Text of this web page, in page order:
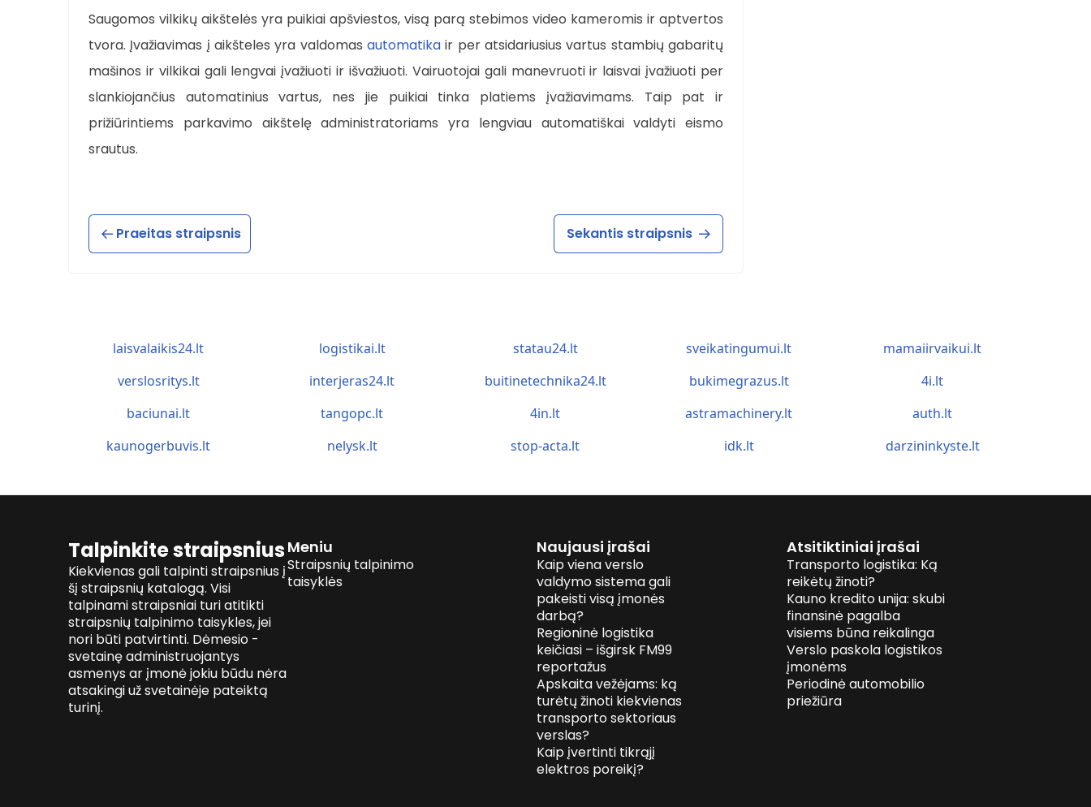
Saugomos vilkikų aikštelės yra puikiai apšviestos, visą parą stebimos video kameromis ir aptvertos
tvora. Įvažiavimas į aikšteles yra valdomas automatika ir per atsidariusius vartus stambių gabaritų
mašinos ir vilkikai gali lengvai įvažiuoti ir išvažiuoti. Vairuotojai gali manevruoti ir laisvai įvažiuoti per
slankiojančius automatinius vartus, nes jie puikiai tinka platiems įvažiavimams. Taip pat ir
prižiūrintiems parkavimo aikštelę administratoriams yra lengviau automatiškai valdyti eismo
srautus.
Praeitas straipsnis Sekantis straipsnis
laisvalaikis24.lt logistikai.lt statau24.lt sveikatingumui.lt
mamaiirvaikui.lt
verslosritys.lt
interjeras24.lt buitinetechnika24.lt bukimegrazus.lt
4i.lt
baciunai.lt
tangopc.lt 4in.lt astramachinery.lt
auth.lt
kaunogerbuvis.lt
nelysk.lt stop-acta.lt idk.lt darzininkyste.lt
Talpinkite straipsnius
Kiekvienas gali talpinti straipsnius į
šį straipsnių katalogą. Visi
talpinami straipsniai turi atitikti
straipsnių talpinimo taisykles, jei
nori būti patvirtinti. Dėmesio -
svetainę administruojantys
asmenys ar įmonė jokiu būdu nėra
atsakingi už svetainėje pateiktą
turinį.
Meniu
Straipsnių talpinimo
taisyklės
Naujausi įrašai
Kaip viena verslo
valdymo sistema gali
pakeisti visą įmonės
darbą?
Regioninė logistika
keičiasi – išgirsk FM99
reportažus
Apskaita vežėjams: ką
turėtų žinoti kiekvienas
transporto sektoriaus
verslas?
Kaip įvertinti tikrąjį
elektros poreikį?
Atsitiktiniai įrašai
Transporto logistika: Ką
reikėtų žinoti?
Kauno kredito unija: skubi
finansinė pagalba
visiems būna reikalinga
Verslo paskola logistikos
įmonėms
Periodinė automobilio
priežiūra